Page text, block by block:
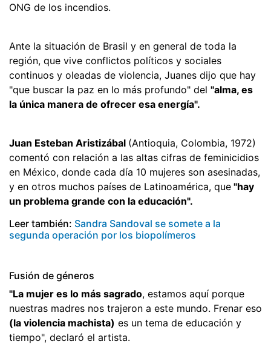
ONG de los incendios.
Ante la situación de Brasil y en general de toda la
región, que vive conflictos políticos y sociales
continuos y oleadas de violencia, Juanes dijo que hay
"que buscar la paz en lo más profundo" del "alma, es
la única manera de ofrecer esa energía".
Juan Esteban Aristizábal (Antioquia, Colombia, 1972)
comentó con relación a las altas cifras de feminicidios
en México, donde cada día 10 mujeres son asesinadas,
y en otros muchos países de Latinoamérica, que "hay
un problema grande con la educación".
Leer también: Sandra Sandoval se somete a la
segunda operación por los biopolímeros
Fusión de géneros
"La mujer es lo más sagrado, estamos aquí porque
nuestras madres nos trajeron a este mundo. Frenar eso
(la violencia machista) es un tema de educación y
tiempo", declaró el artista.